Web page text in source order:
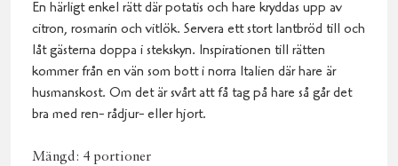
En härligt enkel rätt där potatis och hare kryddas upp av
citron, rosmarin och vitlök. Servera ett stort lantbröd till och
låt gästerna doppa i stekskyn. Inspirationen till rätten
kommer från en vän som bott i norra Italien där hare är
husmanskost. Om det är svårt att få tag på hare så går det
bra med ren- rådjur- eller hjort.
Mängd: 4 portioner